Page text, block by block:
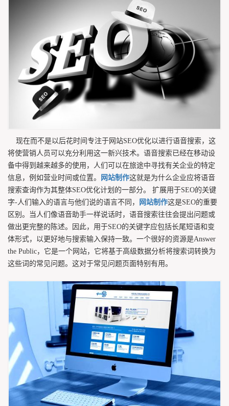
现在而不是以后花时间专注于网站SEO优化以进行语音搜索，这
将使营销人员可以充分利用这一新兴技术。语音搜索已经在移动设
备中得到越来越多的使用，人们可以在旅途中寻找有关企业的特定
信息，例如营业时间或位置。
网站制作这就是为什么企业应将语音
搜索查询作为其整体SEO优化计划的一部分。 扩展用于SEO的关键
字-人们输入的语言与他们说的语言不同，
网站制作这是SEO的重要
区别。当人们像语音助手一样说话时，语音搜索往往会提出问题或
做出更完整的陈述。因此，用于SEO的关键字应包括长尾短语和变
体形式，以更好地与搜索输入保持一致。一个很好的资源是Answer
the Public，它是一个网站，它将基于高级数据分析将搜索词转换为
这些词的常见问题。这对于常见问题页面特别有用。